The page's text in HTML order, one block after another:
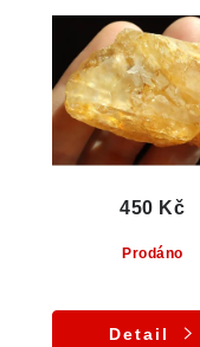
Vysočina
Prodáno
450 Kč
Detail